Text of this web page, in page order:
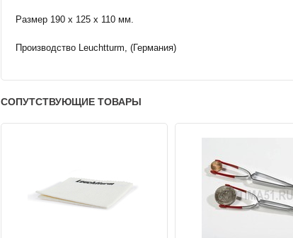
Размер 190 х 125 х 110 мм.
Производство Leuchtturm, (Германия)
СОПУТСТВУЮЩИЕ ТОВАРЫ